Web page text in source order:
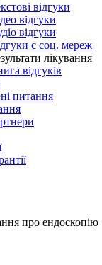
відгуки
відгуки
відгуки
с соц. мереж
лікування
відгуків
питання